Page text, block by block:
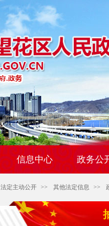
信息中心 政务公
法定主动公开 >> 其他法定信息 >>